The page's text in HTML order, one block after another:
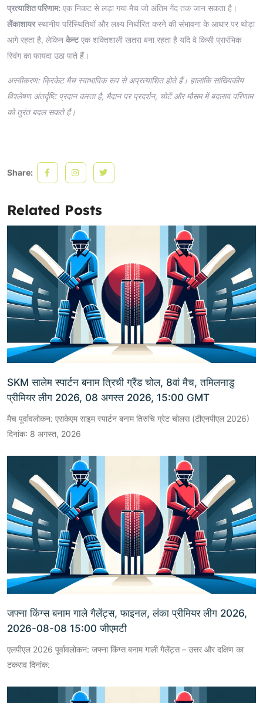
प्रत्याशित परिणाम: एक निकट से लड़ा गया मैच जो अंतिम गेंद तक जान सकता है।
लैंकाशायरस्थानीय परिस्थितियों और लक्ष्य निर्धारित करने की संभावना के आधार पर थोड़ा
आगे रहता है, लेकिन केन्टएक शक्तिशाली खतरा बना रहता है यदि वे किसी प्रारंभिक
स्विंग का फायदा उठा पाते हैं।
अस्वीकरण: क्रिकेट मैच स्वाभाविक रूप से अप्रत्याशित होते हैं। हालांकि सांख्यिकीय
विश्लेषण अंतर्दृष्टि प्रदान करता है, मैदान पर प्रदर्शन, चोटें और मौसम में बदलाव परिणाम
को तुरंत बदल सकते हैं।
Share:
Related Posts
SKM सालेम स्पार्टन बनाम त्रिची ग्रैंड चोल, 8वां मैच, तमिलनाडु
प्रीमियर लीग 2026, 08 अगस्त 2026, 15:00 GMT
मैच पूर्वावलोकन: एसकेएम साइम स्पार्टन बनाम तिरुचि ग्रेट चोलस (टीएनपीएल 2026)
दिनांक: 8 अगस्त, 2026
जफ्ना किंग्स बनाम गाले गैलेंट्स, फाइनल, लंका प्रीमियर लीग 2026,
2026-08-08 15:00 जीएमटी
एलपीएल 2026 पूर्वावलोकन: जफ्ना किंग्स बनाम गाली गैलेंट्स – उत्तर और दक्षिण का
टकराव दिनांक: